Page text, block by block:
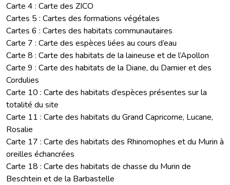
Carte 4 : Carte des ZICO
Cartes 5 : Cartes des formations végétales
Cartes 6 : Cartes des habitats communautaires
Carte 7 : Carte des espèces liées au cours d’eau
Carte 8 : Carte des habitats de la laineuse et de l’Apollon
Carte 9 : Carte des habitats de la Diane, du Damier et des
Cordulies
Carte 10 : Carte des habitats d’espèces présentes sur la
totalité du site
Carte 11 : Carte des habitats du Grand Capricorne, Lucane,
Rosalie
Carte 17 : Carte des habitats des Rhinomophes et du Murin à
oreilles échancrées
Carte 18 : Carte des habitats de chasse du Murin de
Beschtein et de la Barbastelle